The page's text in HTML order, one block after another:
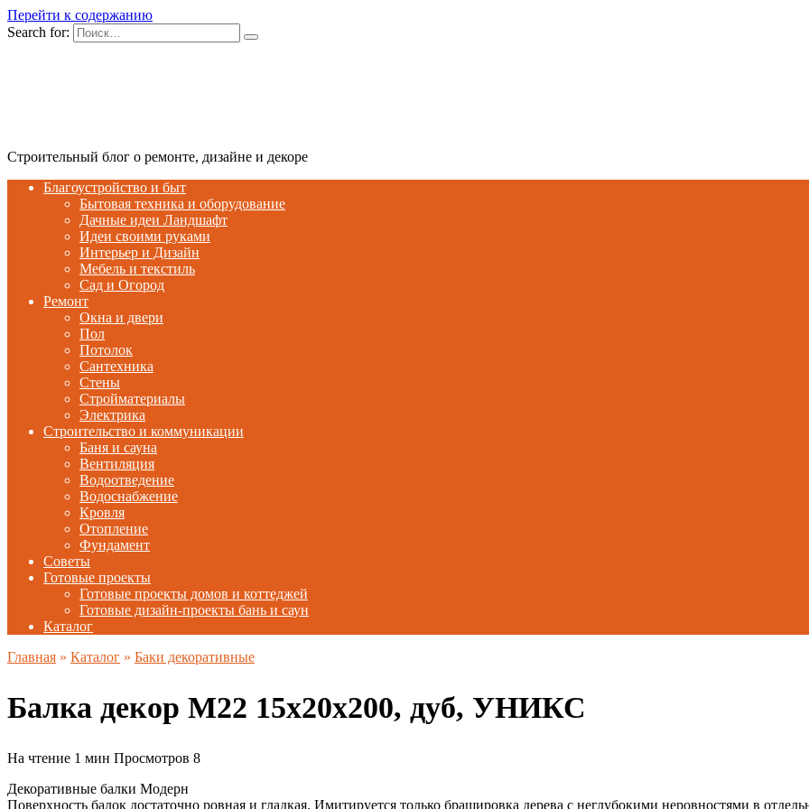
Перейти к содержанию
Search for:
Строительный блог о ремонте, дизайне и декоре
Благоустройство и быт
Бытовая техника и оборудование
Дачные идеи Ландшафт
Идеи своими руками
Интерьер и Дизайн
Мебель и текстиль
Сад и Огород
Ремонт
Окна и двери
Пол
Потолок
Сантехника
Стены
Стройматериалы
Электрика
Строительство и коммуникации
Баня и сауна
Вентиляция
Водоотведение
Водоснабжение
Кровля
Отопление
Фундамент
Советы
Готовые проекты
Готовые проекты домов и коттеджей
Готовые дизайн-проекты бань и саун
Каталог
Главная » Каталог » Баки декоративные
Балка декор М22 15х20х200, дуб, УНИКС
На чтение 1 мин Просмотров 8
Декоративные балки Модерн
Поверхность балок достаточно ровная и гладкая. Имитируется только брашировка дерева с неглубокими неровностями в